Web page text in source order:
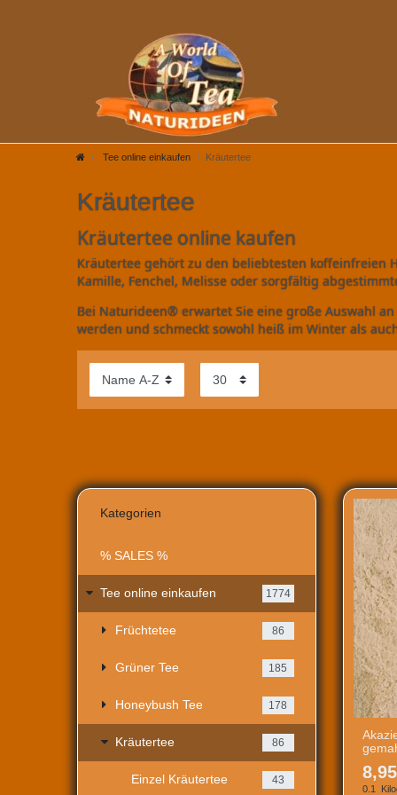
Tee online einkaufen Kräutertee
Kräutertee
Kräutertee online kaufen
Kräutertee gehört zu den beliebtesten koffeinfreien
Kamille, Fenchel, Melisse oder sorgfältig
Bei Naturideen® erwartet Sie eine große Auswahl
werden und schmeckt sowohl heiß im Winter als
Kategorien
% SALES %
Tee online einkaufen 1774
Früchtetee 86
Grüner Tee 185
Honeybush Tee 178
Kräutertee 86
Einzel Kräutertee 43
0.1